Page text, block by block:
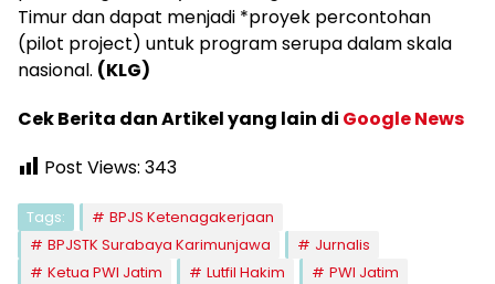
Timur dan dapat menjadi *proyek percontohan
(pilot project) untuk program serupa dalam skala
nasional. (KLG)
Cek Berita dan Artikel yang lain di Google News
Post Views: 343
Tags:
BPJS Ketenagakerjaan
BPJSTK Surabaya Karimunjawa
Jurnalis
Ketua PWI Jatim
Lutfil Hakim
PWI Jatim